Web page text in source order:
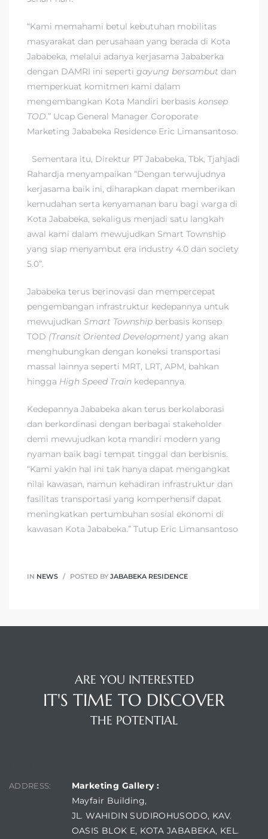
“Kami memahami betul kebutuhan mobilitas
masyarakat dan perusahaan yang berada di Kota
Jababeka, melalui adanya kerjasama Jababerka
dengan DAMRI ini seperti gayung bersambut dan
memperkuat komitmen kami dalam
mengembangkan Kota Mandiri berbasis konsep
TOD.” Ucap General Manager Coroporate
Marketing Jababeka Residence Eric Limansantoso.
Sementara itu, Direktur PT Jababeka, Tbk, Tjahjadi
Rahardja menyampaikan “Dengan terwujudnya
kerjasama baik ini, diharapkan dapat memberikan
kemudahan serta kenyamanan baru bagi warga di
Kota Jababeka, sekaligus menjadi satu langkah
awal kami dalam mewujudkan Smart Township
yang siap menyambut era industry 4.0 dan society
5.0”.
Jababeka terus berinovasi dan mempercepat
pengembangan infrastruktur kedepannya untuk
mewujudkan Smart Township berbasis konsep
TOD (Transit Oriented Development) yang akan
menghubungkan dengan koneksi transportasi
massal lainnya seperti MRT, LRT, APM, bahkan
hingga High Speed Train kedepannya.
Kedepannya Jababeka akan terus berkolaborasi
dan berkordinasi dengan berbagai stakeholder
demi mewujudkan kota mandiri modern yang
nyaman baik bagi tempat tinggal dan berbisnis.
“Kami yakin hal ini tak hanya dapat mengangkat
nilai kawasan, namun kehadiran infrastruktur dan
fasilitas transportasi yang komperhensif dapat
meningkatkan pertumbuhan sosial ekonomi di
kawasan Kota Jababeka.” Tutup Eric Limansantoso
IN NEWS POSTED BY JABABEKA RESIDENCE
ARE YOU INTERESTED
IT'S TIME TO DISCOVER
THE POTENTIAL
ADDRESS:
Marketing Gallery :
Mayfair Building,
JL. WAHIDIN SUDIROHUSODO, KAV.
OASIS BLOK E, KOTA JABABEKA, KEL.